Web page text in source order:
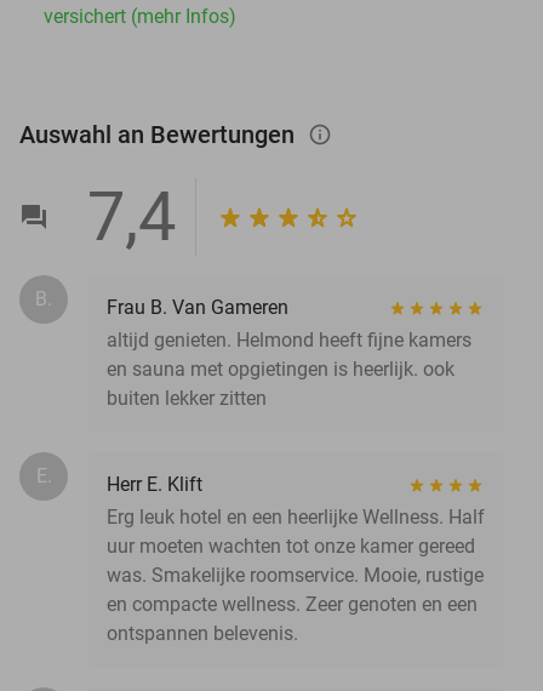
versichert (mehr Infos)
Auswahl an Bewertungen info_outlined
7,4
B.
Frau B. Van Gameren
altijd genieten. Helmond heeft fijne kamers
en sauna met opgietingen is heerlijk. ook
buiten lekker zitten
E.
Herr E. Klift
Erg leuk hotel en een heerlijke Wellness. Half
uur moeten wachten tot onze kamer gereed
was. Smakelijke roomservice. Mooie, rustige
en compacte wellness. Zeer genoten en een
ontspannen belevenis.